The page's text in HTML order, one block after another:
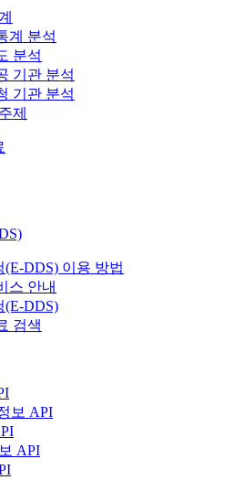
계 분석
분석
기관 분석
기관 분석
제
DDS) 이용 방법
스 안내
(E-DDS)
검색
보 API
API